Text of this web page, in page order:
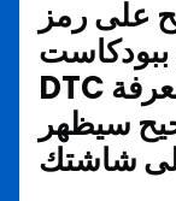
على رمز
ببودكاست
DTC باستخدام هاتفك الذكي لمعرفة
سيظهر